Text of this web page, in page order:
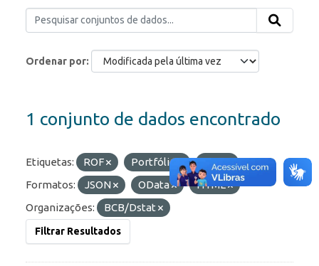
Ordenar por
1 conjunto de dados encontrado
Etiquetas: ROF Portfólio
RDE
Formatos:
JSON OData
HTML
Organizações:
BCB/Dstat
Filtrar Resultados